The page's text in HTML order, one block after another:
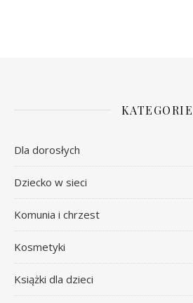
KATEGORIE
Dla dorosłych
Dziecko w sieci
Komunia i chrzest
Kosmetyki
Książki dla dzieci